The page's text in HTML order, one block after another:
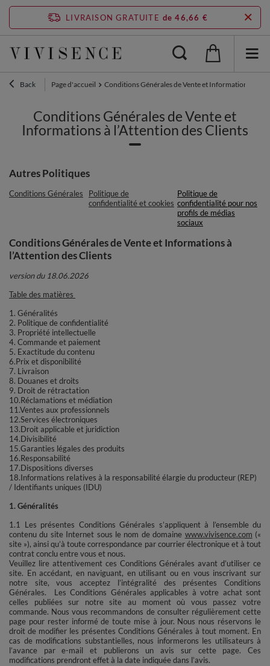
LIVRAISON GRATUITE de 46,66 €
Back Page d'accueil Conditions Générales de Vente et Informations à
Conditions Générales de Vente et
Informations à l’Attention des Clients
Autres Politiques
Conditions Générales
Politique de
confidentialité et cookies
Politique de
confidentialité pour nos
profils de médias
sociaux
Conditions Générales de Vente et Informations à
l’Attention des Clients
version du 18.06.2026
Table des matières
1. Généralités
2. Politique de confidentialité
3. Propriété intellectuelle
4. Commande et paiement
5. Exactitude du contenu
6.Prix et disponibilité
7. Livraison
8. Douanes et droits
9. Droit de rétractation
10.Réclamations et médiation
11.Ventes aux professionnels
12.Services électroniques
13.Droit applicable et juridiction
14.Divisibilité
15.Garanties légales des produits
16.Responsabilité
17.Dispositions diverses
18.Informations relatives à la responsabilité élargie du producteur (REP)
/ Identifiants uniques (IDU)
1. Généralités
1.1 Les présentes Conditions Générales s’appliquent à l’ensemble du
contenu du site Internet sous le nom de domaine www.vivisence.com («
site »), ainsi qu’à toute correspondance par courrier électronique et à tout
contrat conclu entre vous et nous.
Veuillez lire attentivement ces Conditions Générales avant d’utiliser ce
site. En accédant, en naviguant, en utilisant ou en vous inscrivant sur
notre site, vous acceptez l’intégralité des présentes Conditions
Générales. Les Conditions Générales applicables à votre achat sont
celles publiées sur notre site au moment où vous passez votre
commande. Nous vous recommandons de consulter régulièrement cette
page pour rester informé de toute mise à jour. Nous nous réservons le
droit de modifier les présentes Conditions Générales à tout moment. En
cas de modifications substantielles, nous informerons les utilisateurs à
l’avance par e-mail et publierons un avis sur cette page. Ces
modifications prendront effet à la date indiquée dans l’avis.